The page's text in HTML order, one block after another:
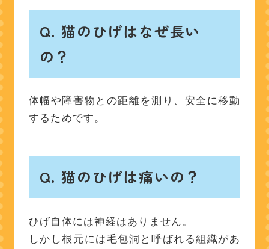
Q.猫のひげはなぜ長い
の？
体幅や障害物との距離を測り、安全に移動
するためです。
Q.猫のひげは痛いの？
ひげ自体には神経はありません。
しかし根元には毛包洞と呼ばれる組織があ